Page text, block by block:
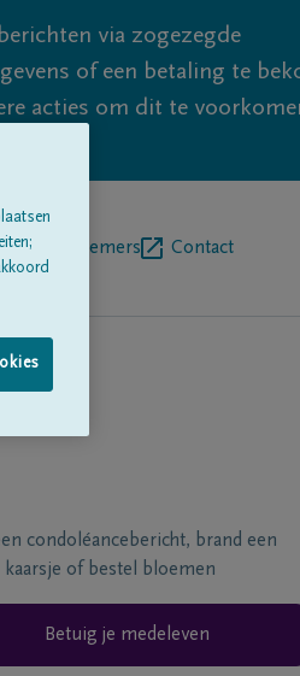
via zogezegde
of een betaling te
acties om dit te
Contact
condoléancebericht, brand een
kaarsje of bestel bloemen
Betuig je medeleven